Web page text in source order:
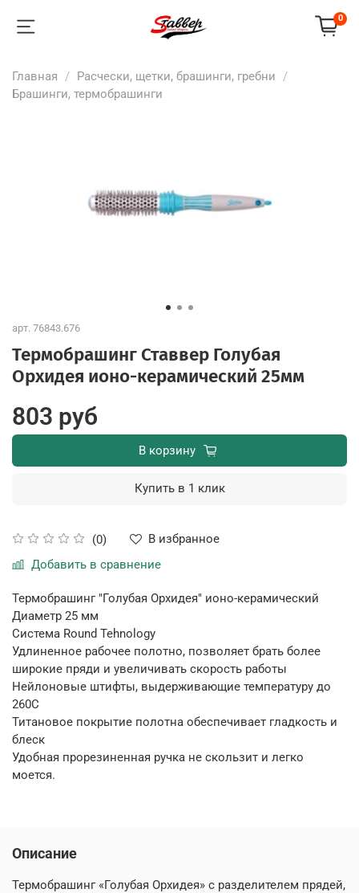
0
Главная
Расчески, щетки, брашинги, гребни
Брашинги, термобрашинги
арт. 76843.676
Термобрашинг Ставвер Голубая
Орхидея ионо-керамический 25мм
(0)
В избранное
Добавить в сравнение
803 руб
В корзину
Купить в 1 клик
Термобрашинг "Голубая Орхидея" ионо-керамический
Диаметр 25 мм
Система Round Tehnology
Удлиненное рабочее полотно, позволяет брать более
широкие пряди и увеличивать скорость работы
Нейлоновые штифты, выдерживающие температуру до
260С
Титановое покрытие полотна обеспечивает гладкость и
блеск
Удобная прорезиненная ручка не скользит и легко
моется.
Описание
Термобрашинг «Голубая Орхидея» с разделителем прядей,